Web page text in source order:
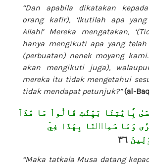
“Dan apabila dikatakan
orang kafir), ‘Ikutilah apa
Allah!’ Mereka mengatakan,
hanya mengikuti apa yang
(perbuatan) nenek moyang
akan mengikuti juga),
mereka itu tidak mengetahui
tidak mendapat petunjuk?” (al-
بِ‍َٔايَٰتِنَا بَيِّنَٰتٖ قَالُواْ مَا هَٰذَآ
وَمَا سَمِعۡنَا بِهَٰذَا فِيٓ
٣٦
“Maka tatkala Musa datang